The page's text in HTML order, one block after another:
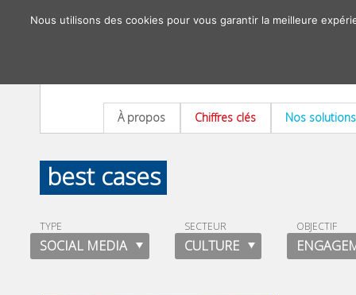
À propos Chiffres clés Nos solutions
best cases
TYPE
SOCIAL MEDIA
SECTEUR
CULTURE
OBJECTIF
Nous utilisons des cookies pour vous garantir la meilleure